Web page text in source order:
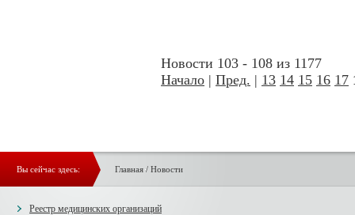
Новости 103 - 108 из 1177
Начало | Пред. | 13 14 15 16 17
Вы сейчас здесь: Главная/ Новости
Реестр медицинских организаций